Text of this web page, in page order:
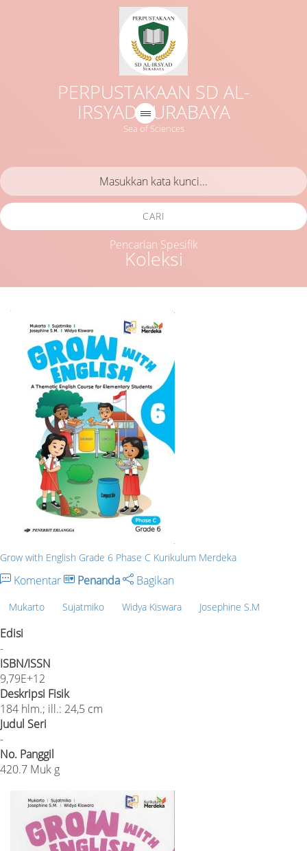
PERPUSTAKAAN SD AL-
IRSYAD SURABAYA
Sea of Sciences
Koleksi
CARI
Pencarian Spesifik
Grow with English Grade 6 Phase C Kurikulum Merdeka
Komentar Penanda Bagikan
Mukarto Sujatmiko Widya Kiswara Josephine S.M
Edisi
-
ISBN/ISSN
9,79E+12
Deskripsi Fisik
184 hlm.; ill.: 24,5 cm
Judul Seri
-
No. Panggil
420.7 Muk g